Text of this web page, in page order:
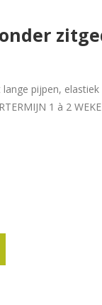
pijpen,
1 à 2